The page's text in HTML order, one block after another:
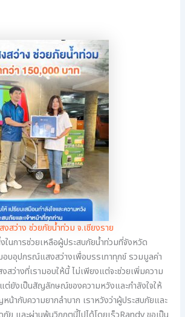
สว่าง ช่วยภัยน้ำท่วม จ.เชียงราย
ในการช่วยเหลือผู้ประสบภัยน้ำท่วมที่จังหวัด
อบอุปกรณ์แสงสว่างเพื่อบรรเทาทุกข์ รวมมูลค่า
สว่างที่เรามอบให้นี้ ไม่เพียงแต่จะช่วยเพิ่มความ
ต่ยังเป็นสัญลักษณ์ของความหวังและกำลังใจให้
น้ากับความยากลำบาก เราหวังว่าผู้ประสบภัยและ